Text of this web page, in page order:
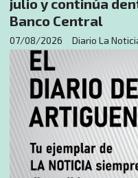
julio y continúa
Banco Central
Diario La
07/08/2026